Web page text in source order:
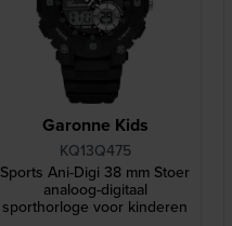
Garonne Kids
KQ13Q475
Sports Ani-Digi 38 mm Stoer
analoog-digitaal
sporthorloge voor kinderen